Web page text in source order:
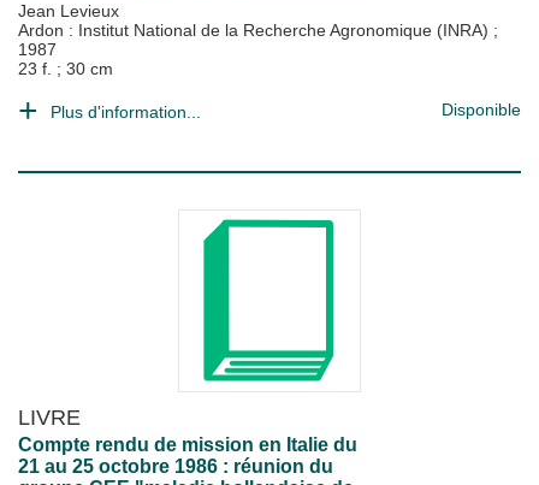
Jean Levieux
Ardon : Institut National de la Recherche Agronomique (INRA) ;
1987
23 f. ; 30 cm
Plus d'information... Disponible
LIVRE
Compte rendu de mission en Italie du
21 au 25 octobre 1986 : réunion du